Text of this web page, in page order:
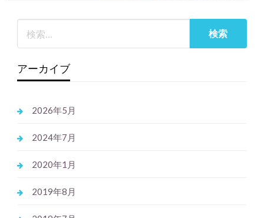
アーカイブ
2026年5月
2024年7月
2020年1月
2019年8月